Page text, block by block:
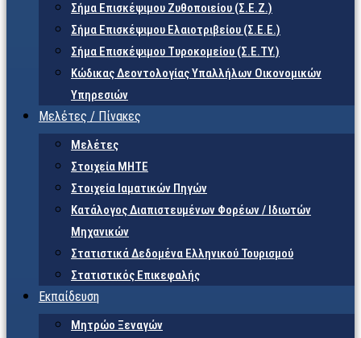
Σήμα Επισκέψιμου Ζυθοποιείου (Σ.Ε.Ζ.)
Σήμα Επισκέψιμου Ελαιοτριβείου (Σ.Ε.Ε.)
Σήμα Επισκέψιμου Τυροκομείου (Σ.Ε.TY.)
Κώδικας Δεοντολογίας Υπαλλήλων Οικονομικών
Υπηρεσιών
Μελέτες / Πίνακες
Μελέτες
Στοιχεία ΜΗΤΕ
Στοιχεία Ιαματικών Πηγών
Κατάλογος Διαπιστευμένων Φορέων / Ιδιωτών
Μηχανικών
Στατιστικά Δεδομένα Ελληνικού Τουρισμού
Στατιστικός Επικεφαλής
Εκπαίδευση
Μητρώο Ξεναγών